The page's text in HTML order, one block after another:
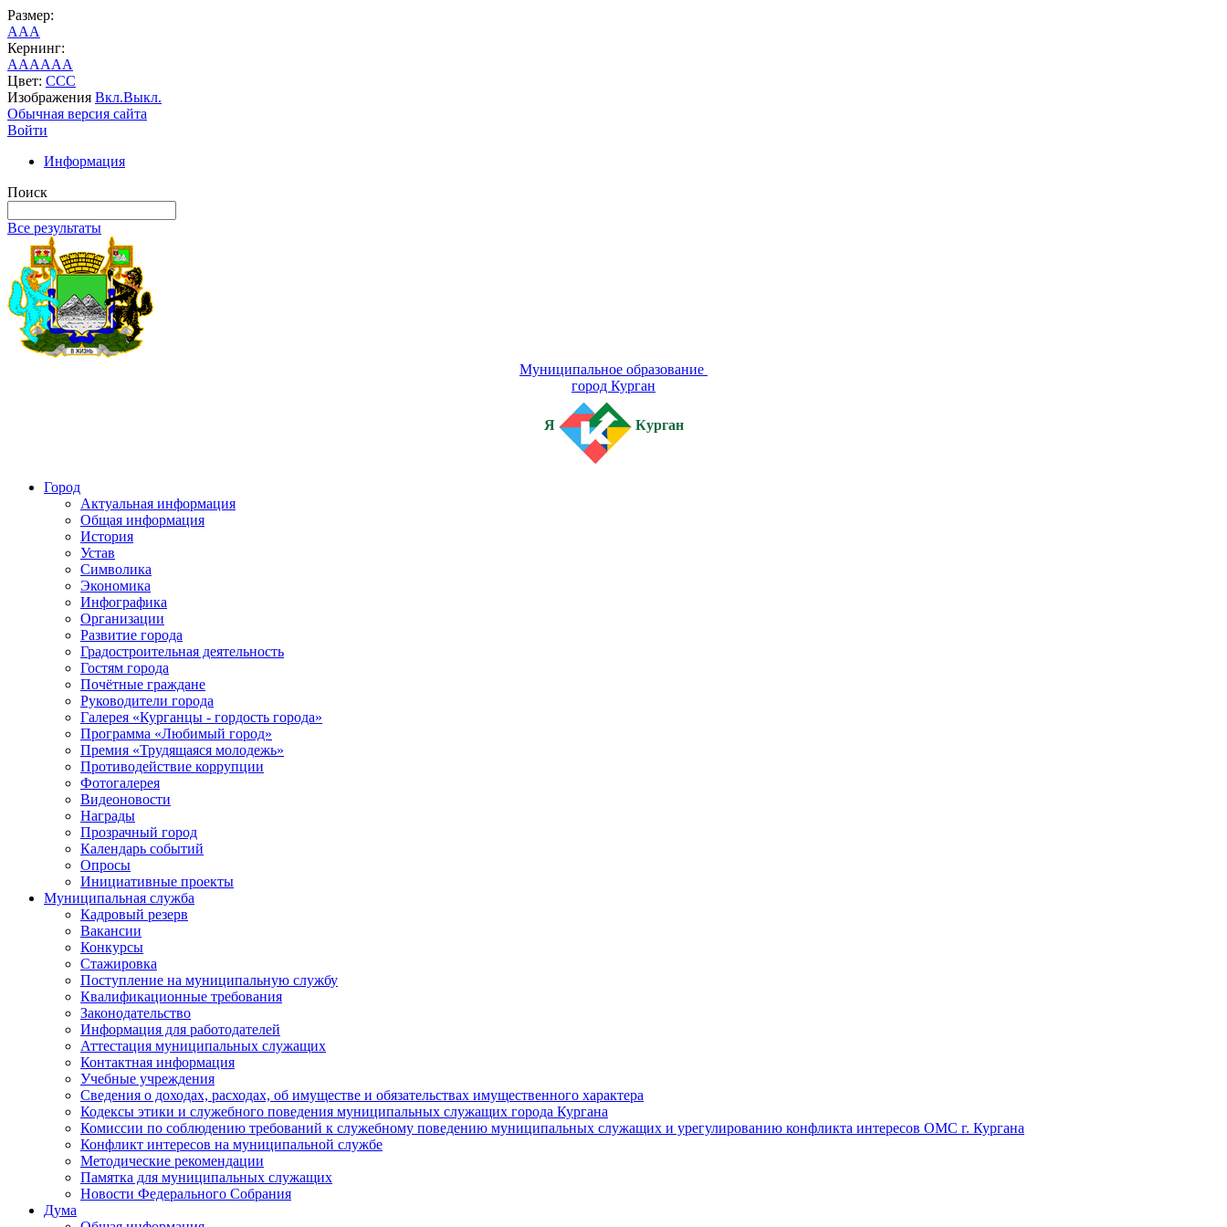
Размер:
AAA
Кернинг:
AAAAAA
Цвет: CCC
Изображения Вкл.Выкл.
Обычная версия сайта
Войти
Информация
Поиск
Все результаты
Муниципальное образование
город Курган
Я Курган
Город
Актуальная информация
Общая информация
История
Устав
Символика
Экономика
Инфографика
Организации
Развитие города
Градостроительная деятельность
Гостям города
Почётные граждане
Руководители города
Галерея «Курганцы - гордость города»
Программа «Любимый город»
Премия «Трудящаяся молодежь»
Противодействие коррупции
Фотогалерея
Видеоновости
Награды
Прозрачный город
Календарь событий
Опросы
Инициативные проекты
Муниципальная служба
Кадровый резерв
Вакансии
Конкурсы
Стажировка
Поступление на муниципальную службу
Квалификационные требования
Законодательство
Информация для работодателей
Аттестация муниципальных служащих
Контактная информация
Учебные учреждения
Сведения о доходах, расходах, об имуществе и обязательствах имущественного характера
Кодексы этики и служебного поведения муниципальных служащих города Кургана
Комиссии по соблюдению требований к служебному поведению муниципальных служащих и урегулированию конфликта интересов ОМС г. Кургана
Конфликт интересов на муниципальной службе
Методические рекомендации
Памятка для муниципальных служащих
Новости Федерального Cобрания
Дума